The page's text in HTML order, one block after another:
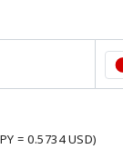
= 0.5734 USD)